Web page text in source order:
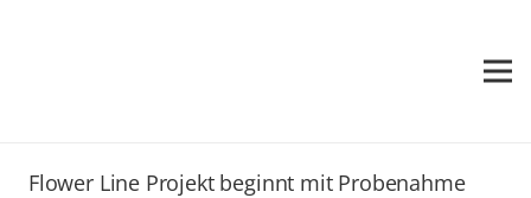
Flower Line Projekt beginnt mit Probenahme